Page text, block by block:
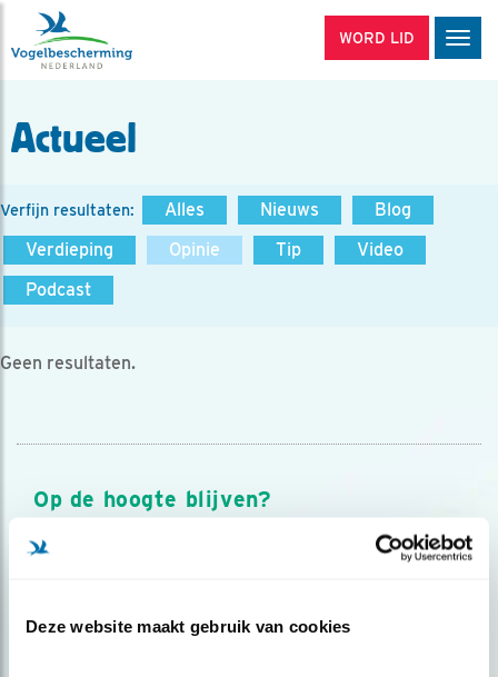
Deze website maakt gebruik van cookies
WORD LID
Actueel
Verfijn resultaten: Alles Nieuws
Blog
Verdieping
Opinie Tip
Video
Podcast
Geen resultaten.
Op de hoogte blijven?
Meld je aan en ontvang nieuws, inspiratie, acties en tips
over vogels en activiteiten van Vogelbescherming.